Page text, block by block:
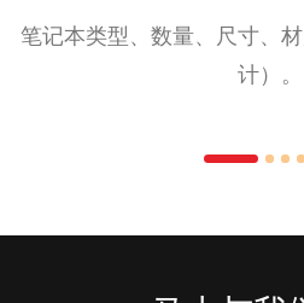
笔记本类型、数量、尺寸、
计）。